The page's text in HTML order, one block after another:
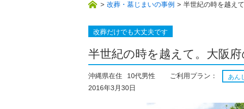
> 改葬・墓じまいの事例 > 半世紀の時を越え
改葬だけでも大丈夫です
半世紀の時を越えて。大阪府
沖縄県在住 10代男性 ご利用プラン： あん
2016年3月30日